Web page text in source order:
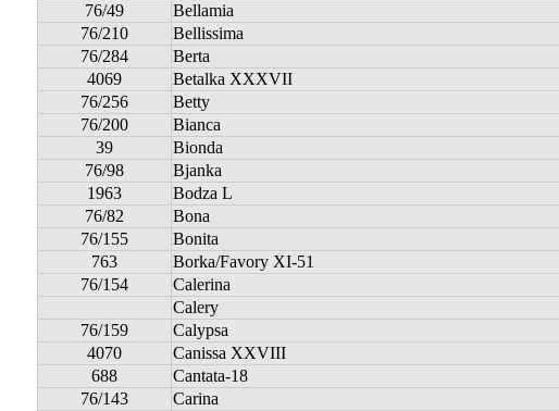
76/49
Bellamia
76/210
Bellissima
76/284
Berta
4069
Betalka XXXVII
76/256
Betty
76/200
Bianca
39
Bionda
76/98
Bjanka
1963
Bodza L
76/82
Bona
76/155
Bonita
763
Borka/Favory XI-51
76/154
Calerina
Calery
76/159
Calypsa
4070
Canissa XXVIII
688
Cantata-18
76/143
Carina